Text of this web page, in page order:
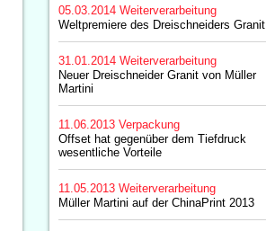
05.03.2014 Weiterverarbeitung
Weltpremiere des Dreischneiders Granit
31.01.2014 Weiterverarbeitung
Neuer Dreischneider Granit von Müller
Martini
11.06.2013 Verpackung
Offset hat gegenüber dem Tiefdruck
wesentliche Vorteile
11.05.2013 Weiterverarbeitung
Müller Martini auf der ChinaPrint 2013